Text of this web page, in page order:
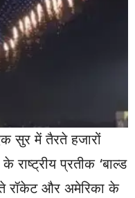
सुर में तैरते हजारों
राष्ट्रीय प्रतीक ‘बाल्ड
रॉकेट और अमेरिका के